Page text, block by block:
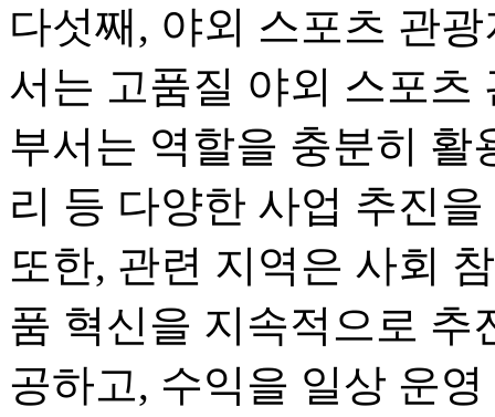
다섯째, 야외 스포츠 관
서는 고품질 야외 스포츠
부서는 역할을 충분히 활
리 등 다양한 사업 추진
또한, 관련 지역은 사회
품 혁신을 지속적으로 추
공하고, 수익을 일상 운